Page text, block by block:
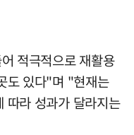
적극적으로 재활용
도 있다"며 "현재는
따라 성과가 달라지는